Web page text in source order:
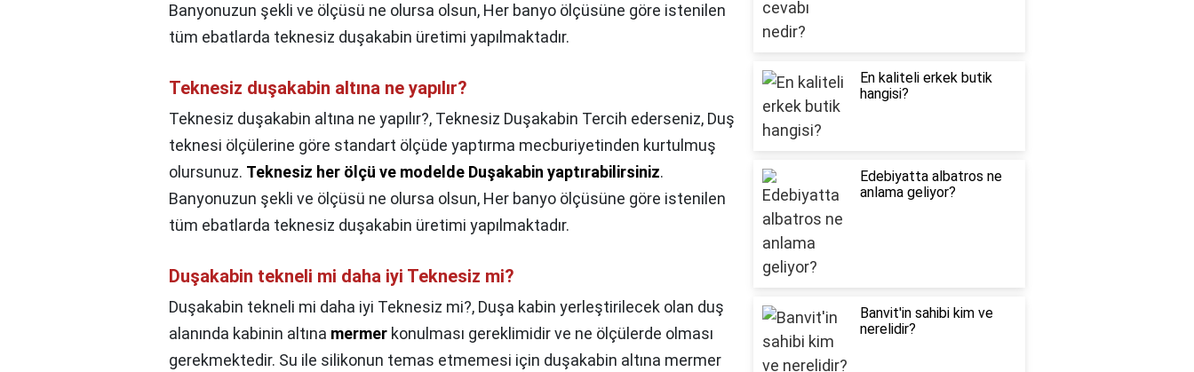
Banyonuzun şekli ve ölçüsü ne olursa olsun, Her banyo ölçüsüne göre istenilen
tüm ebatlarda teknesiz duşakabin üretimi yapılmaktadır.
Teknesiz duşakabin altına ne yapılır?
Teknesiz duşakabin altına ne yapılır?, Teknesiz Duşakabin Tercih ederseniz, Duş
teknesi ölçülerine göre standart ölçüde yaptırma mecburiyetinden kurtulmuş
olursunuz. Teknesiz her ölçü ve modelde Duşakabin yaptırabilirsiniz.
Banyonuzun şekli ve ölçüsü ne olursa olsun, Her banyo ölçüsüne göre istenilen
tüm ebatlarda teknesiz duşakabin üretimi yapılmaktadır.
Duşakabin tekneli mi daha iyi Teknesiz mi?
Duşakabin tekneli mi daha iyi Teknesiz mi?, Duşa kabin yerleştirilecek olan duş
alanında kabinin altına mermer konulması gereklimidir ve ne ölçülerde olması
gerekmektedir. Su ile silikonun temas etmemesi için duşakabin altına mermer
En kaliteli erkek butik
hangisi?
Edebiyatta albatros ne
anlama geliyor?
Banvit'in sahibi kim ve
nerelidir?